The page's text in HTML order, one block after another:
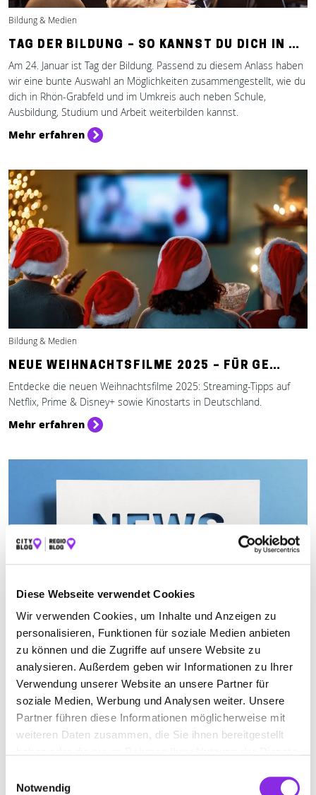
Diese Webseite verwendet Cookies
Wir verwenden Cookies, um Inhalte und Anzeigen zu
personalisieren, Funktionen für soziale Medien anbieten
zu können und die Zugriffe auf unsere Website zu
analysieren. Außerdem geben wir Informationen zu Ihrer
Verwendung unserer Website an unsere Partner für
soziale Medien, Werbung und Analysen weiter. Unsere
Partner führen diese Informationen möglicherweise mit
weiteren Daten zusammen, die Sie ihnen bereitgestellt
Notwendig
Bildung & Medien
TAG DER BILDUNG – SO KANNST DU DICH IN …
Am 24. Januar ist Tag der Bildung. Passend zu diesem Anlass haben
wir eine bunte Auswahl an Möglichkeiten zusammengestellt, wie du
dich in Rhön-Grabfeld und im Umkreis auch neben Schule,
Ausbildung, Studium und Arbeit weiterbilden kannst.
Mehr erfahren
Bildung & Medien
NEUE WEIHNACHTSFILME 2025 – FÜR GE…
Entdecke die neuen Weihnachtsfilme 2025: Streaming-Tipps auf
Netflix, Prime & Disney+ sowie Kinostarts in Deutschland.
Mehr erfahren
Bildung & Medien
NEUERUNGEN IM NOVEMBER 2025
Der November bringt Bewegung: neue Gesetze, geänderte Fristen,
steigende Preise. Entdecke hier alle Neuerungen im November
2025 auf einen Blick.
Mehr erfahren